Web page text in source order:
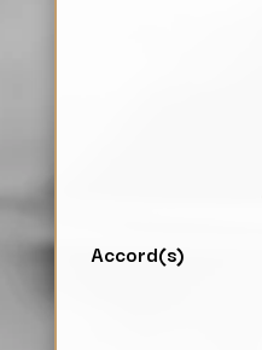
Accord(s)